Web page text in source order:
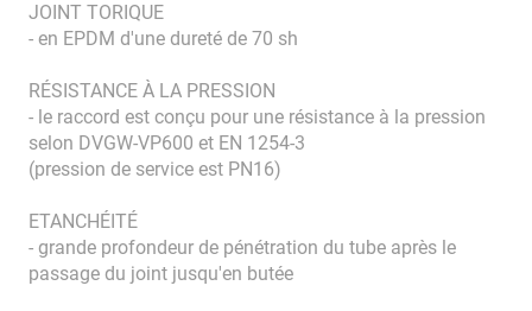
JOINT TORIQUE
- en EPDM d'une dureté de 70 sh
RÉSISTANCE À LA PRESSION
- le raccord est conçu pour une résistance à la pression
selon DVGW-VP600 et EN 1254-3
(pression de service est PN16)
ETANCHÉITÉ
- grande profondeur de pénétration du tube après le
passage du joint jusqu'en butée